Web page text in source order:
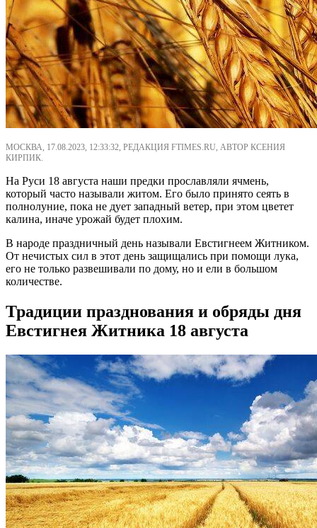
МОСКВА, 17.08.2023, 12:33:32, РЕДАКЦИЯ FTIMES.RU, АВТОР КСЕНИЯ
КИРПИК.
На Руси 18 августа наши предки прославляли ячмень,
который часто называли житом. Его было принято сеять в
полнолуние, пока не дует западный ветер, при этом цветет
калина, иначе урожай будет плохим.
В народе праздничный день называли Евстигнеем Житником.
От нечистых сил в этот день защищались при помощи лука,
его не только развешивали по дому, но и ели в большом
количестве.
Традиции празднования и обряды дня
Евстигнея Житника 18 августа